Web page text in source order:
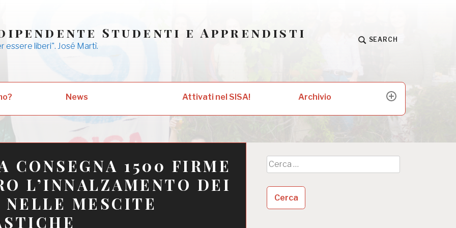
Studenti e Apprendisti
essere liberi". José Martì.
SEARCH
News Attivati nel SISA! Archivio
expand
child
menu
CONSEGNA 1500 FIRME
L’INNALZAMENTO DEI
NELLE MESCITE
Ricerca
per: